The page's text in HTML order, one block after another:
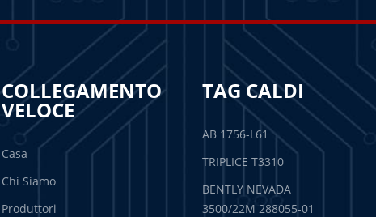
COLLEGAMENTO
VELOCE
Casa
Chi Siamo
Produttori
TAG CALDI
AB 1756-L61
TRIPLICE T3310
BENTLY NEVADA
3500/22M 288055-01